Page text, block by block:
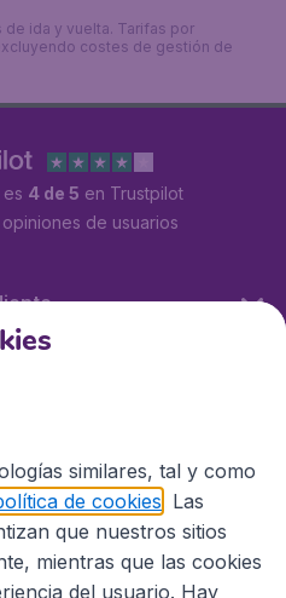
ida y vuelta. Tarifas por
costes de gestión de
4 de 5 en Trustpilot
opiniones de usuarios
similares, tal y como
de cookies . Las
que nuestros sitios
mientras que las cookies
del usuario. Hay